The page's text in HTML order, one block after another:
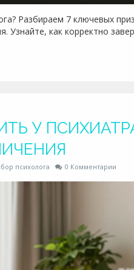
Разбираем 7 ключевых
Узнайте, как корректно
У
психолога 0 Комментарии